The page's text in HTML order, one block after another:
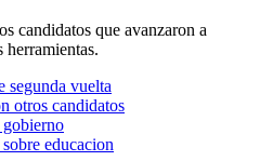
candidatos que avanzaron a
herramientas.
segunda vuelta
otros candidatos
gobierno
educacion